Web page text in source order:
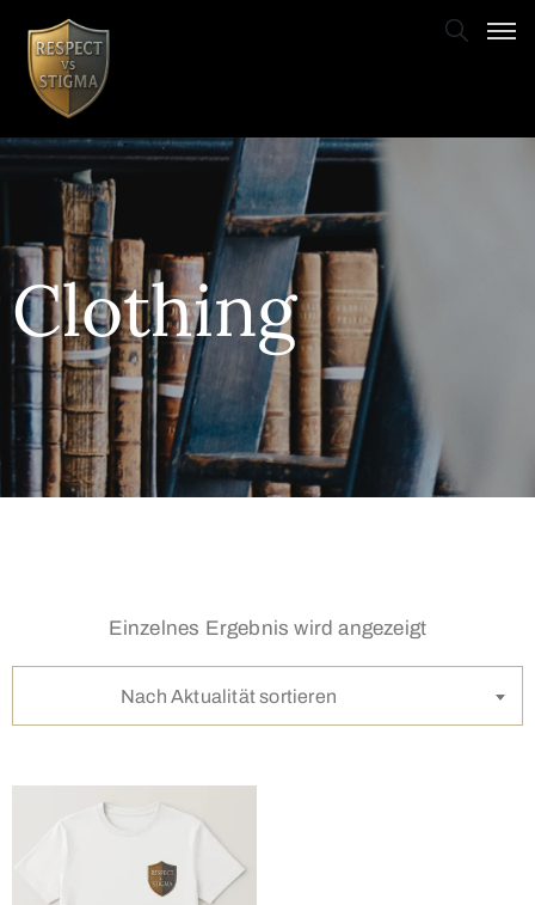
Clothing
Einzelnes Ergebnis wird angezeigt
Nach Aktualität sortieren